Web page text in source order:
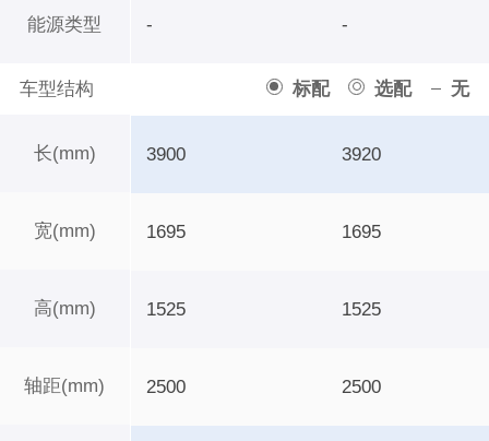
能源类型
车型结构 标配 选配 无
长(mm)
宽(mm)
高(mm)
轴距(mm)
- -
3900 3920
1695 1695
1525 1525
2500 2500